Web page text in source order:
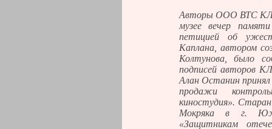
Авторы ООО ВТС КЛУ
музее вечер
петицией об
Каплана, автором
Колтунова, было
подписей авторов
Алан Останин
продажи
киностудия».
Мокряка в г.
«Защитникам